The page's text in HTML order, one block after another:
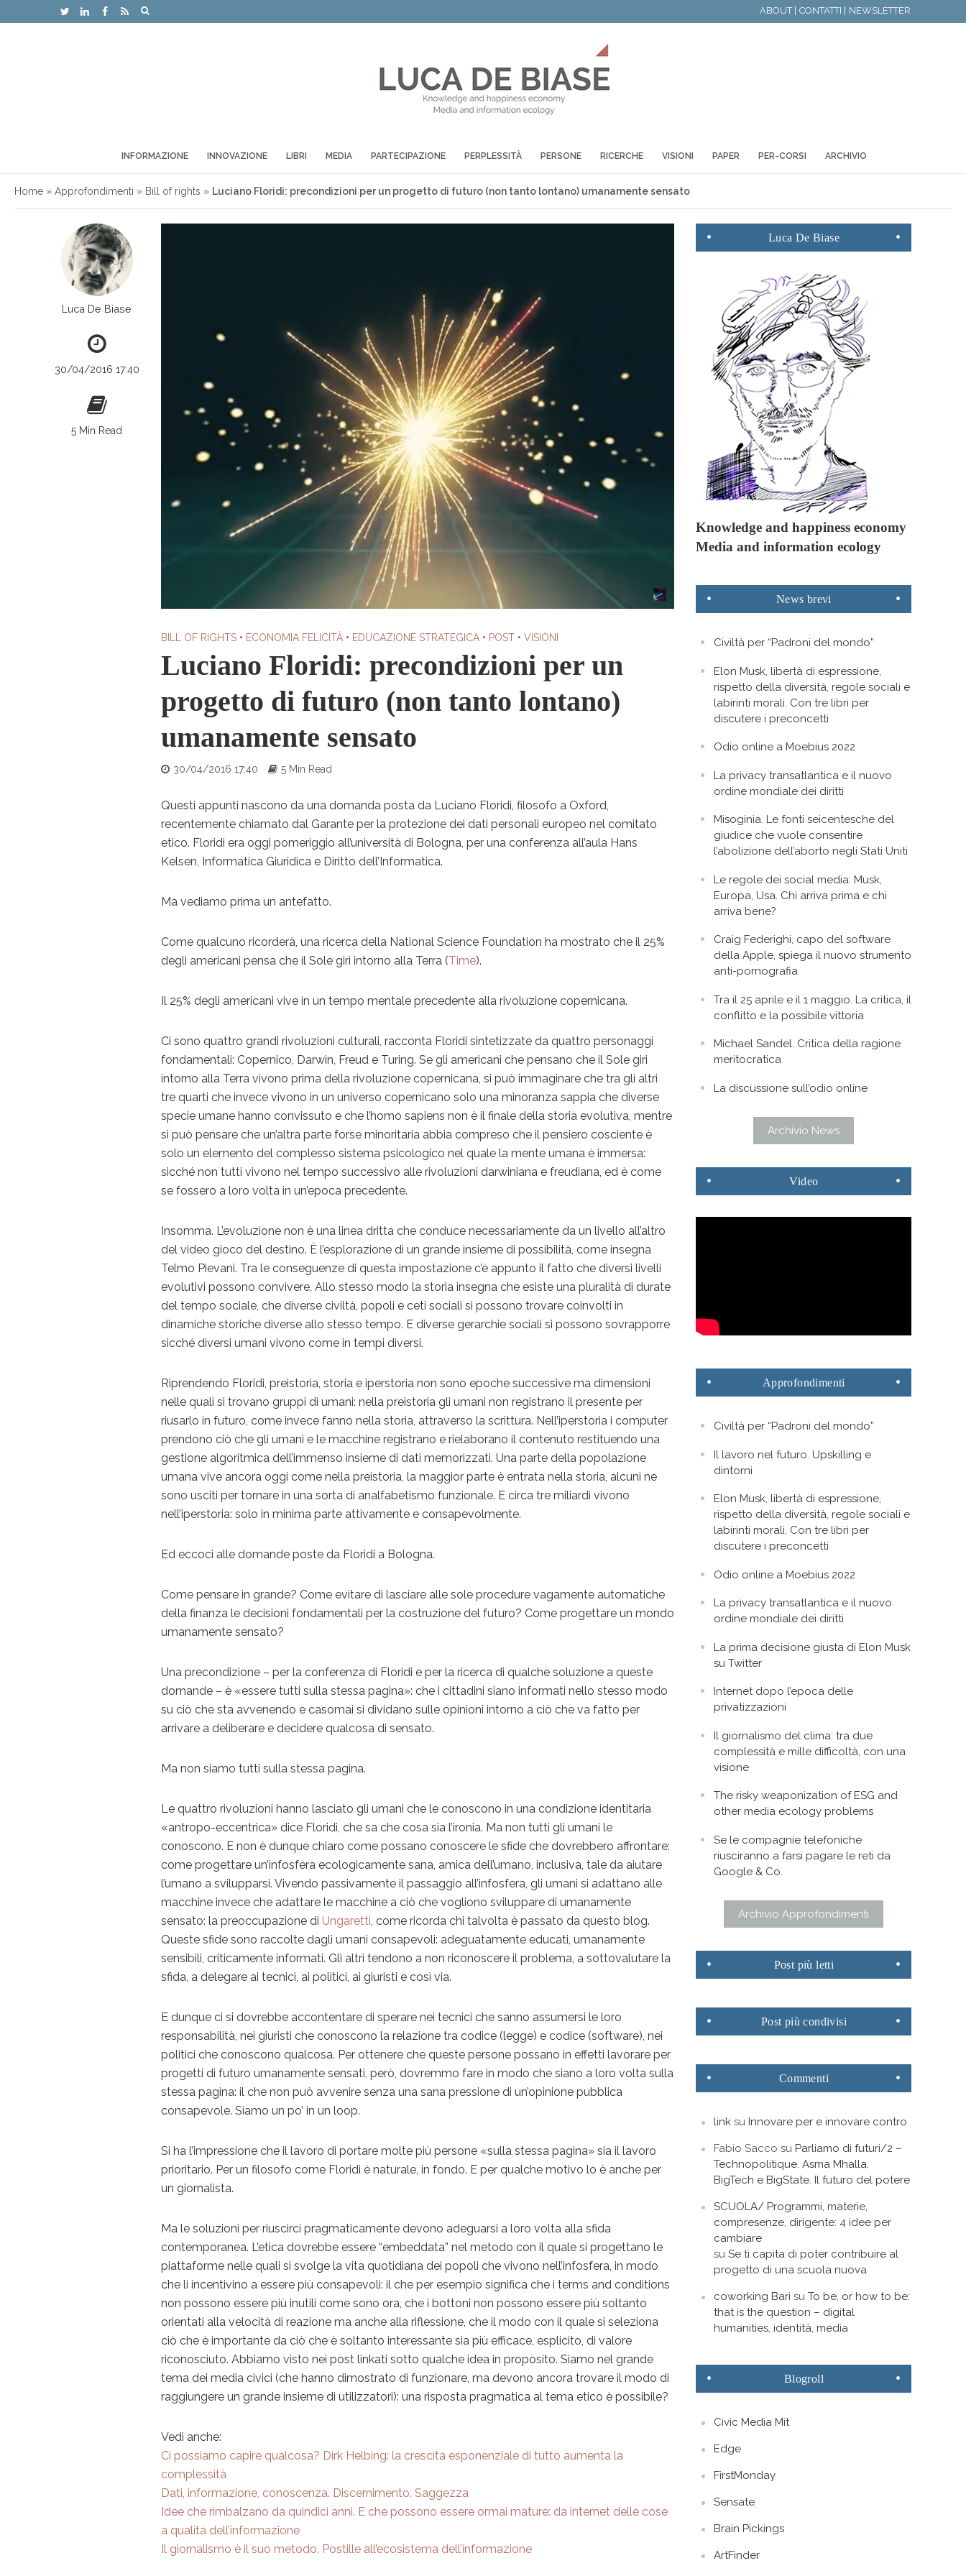
ABOUT | CONTATTI | NEWSLETTER
INFORMAZIONE INNOVAZIONE LIBRI MEDIA PARTECIPAZIONE PERPLESSITÀ PERSONE RICERCHE VISIONI PAPER PER-CORSI ARCHIVIO
Home » Approfondimenti » Bill of rights » Luciano Floridi: precondizioni per un progetto di futuro (non tanto lontano) umanamente sensato
Luca De Biase
30/04/2016 17:40
5 Min Read
BILL OF RIGHTS • ECONOMIA FELICITÀ • EDUCAZIONE STRATEGICA • POST • VISIONI
Luciano Floridi: precondizioni per un
progetto di futuro (non tanto lontano)
umanamente sensato
30/04/2016 17:40 5 Min Read
Questi appunti nascono da una domanda posta da Luciano Floridi, filosofo a Oxford,
recentemente chiamato dal Garante per la protezione dei dati personali europeo nel comitato
etico. Floridi era oggi pomeriggio all’università di Bologna, per una conferenza all’aula Hans
Kelsen, Informatica Giuridica e Diritto dell’Informatica.
Ma vediamo prima un antefatto.
Come qualcuno ricorderà, una ricerca della National Science Foundation ha mostrato che il 25%
degli americani pensa che il Sole giri intorno alla Terra (Time).
Il 25% degli americani vive in un tempo mentale precedente alla rivoluzione copernicana.
Ci sono quattro grandi rivoluzioni culturali, racconta Floridi sintetizzate da quattro personaggi
fondamentali: Copernico, Darwin, Freud e Turing. Se gli americani che pensano che il Sole giri
intorno alla Terra vivono prima della rivoluzione copernicana, si può immaginare che tra gli altri
tre quarti che invece vivono in un universo copernicano solo una minoranza sappia che diverse
specie umane hanno convissuto e che l’homo sapiens non è il finale della storia evolutiva, mentre
si può pensare che un’altra parte forse minoritaria abbia compreso che il pensiero cosciente è
solo un elemento del complesso sistema psicologico nel quale la mente umana è immersa:
sicché non tutti vivono nel tempo successivo alle rivoluzioni darwiniana e freudiana, ed è come
se fossero a loro volta in un’epoca precedente.
Insomma. L’evoluzione non è una linea dritta che conduce necessariamente da un livello all’altro
del video gioco del destino. È l’esplorazione di un grande insieme di possibilità, come insegna
Telmo Pievani. Tra le conseguenze di questa impostazione c’è appunto il fatto che diversi livelli
evolutivi possono convivere. Allo stesso modo la storia insegna che esiste una pluralità di durate
del tempo sociale, che diverse civiltà, popoli e ceti sociali si possono trovare coinvolti in
dinamiche storiche diverse allo stesso tempo. E diverse gerarchie sociali si possono sovrapporre
sicché diversi umani vivono come in tempi diversi.
Riprendendo Floridi, preistoria, storia e iperstoria non sono epoche successive ma dimensioni
nelle quali si trovano gruppi di umani: nella preistoria gli umani non registrano il presente per
riusarlo in futuro, come invece fanno nella storia, attraverso la scrittura. Nell’iperstoria i computer
prendono ciò che gli umani e le macchine registrano e rielaborano il contenuto restituendo una
gestione algoritmica dell’immenso insieme di dati memorizzati. Una parte della popolazione
umana vive ancora oggi come nella preistoria, la maggior parte è entrata nella storia, alcuni ne
sono usciti per tornare in una sorta di analfabetismo funzionale. E circa tre miliardi vivono
nell’iperstoria: solo in minima parte attivamente e consapevolmente.
Ed eccoci alle domande poste da Floridi a Bologna.
Come pensare in grande? Come evitare di lasciare alle sole procedure vagamente automatiche
della finanza le decisioni fondamentali per la costruzione del futuro? Come progettare un mondo
umanamente sensato?
Una precondizione – per la conferenza di Floridi e per la ricerca di qualche soluzione a queste
domande – è «essere tutti sulla stessa pagina»: che i cittadini siano informati nello stesso modo
su ciò che sta avvenendo e casomai si dividano sulle opinioni intorno a ciò che va fatto per
arrivare a deliberare e decidere qualcosa di sensato.
Ma non siamo tutti sulla stessa pagina.
Le quattro rivoluzioni hanno lasciato gli umani che le conoscono in una condizione identitaria
«antropo-eccentrica» dice Floridi, che sa che cosa sia l’ironia. Ma non tutti gli umani le
conoscono. E non è dunque chiaro come possano conoscere le sfide che dovrebbero affrontare:
come progettare un’infosfera ecologicamente sana, amica dell’umano, inclusiva, tale da aiutare
l’umano a svilupparsi. Vivendo passivamente il passaggio all’infosfera, gli umani si adattano alle
macchine invece che adattare le macchine a ciò che vogliono sviluppare di umanamente
sensato: la preoccupazione di Ungaretti, come ricorda chi talvolta è passato da questo blog.
Queste sfide sono raccolte dagli umani consapevoli: adeguatamente educati, umanamente
sensibili, criticamente informati. Gli altri tendono a non riconoscere il problema, a sottovalutare la
sfida, a delegare ai tecnici, ai politici, ai giuristi e così via.
E dunque ci si dovrebbe accontentare di sperare nei tecnici che sanno assumersi le loro
responsabilità, nei giuristi che conoscono la relazione tra codice (legge) e codice (software), nei
politici che conoscono qualcosa. Per ottenere che queste persone possano in effetti lavorare per
progetti di futuro umanamente sensati, però, dovremmo fare in modo che siano a loro volta sulla
stessa pagina: il che non può avvenire senza una sana pressione di un’opinione pubblica
consapevole. Siamo un po’ in un loop.
Si ha l’impressione che il lavoro di portare molte più persone «sulla stessa pagina» sia il lavoro
prioritario. Per un filosofo come Floridi è naturale, in fondo. E per qualche motivo lo è anche per
un giornalista.
Ma le soluzioni per riuscirci pragmaticamente devono adeguarsi a loro volta alla sfida
contemporanea. L’etica dovrebbe essere “embeddata” nel metodo con il quale si progettano le
piattaforme nelle quali si svolge la vita quotidiana dei popoli che vivono nell’infosfera, in modo
che li incentivino a essere più consapevoli: il che per esempio significa che i terms and conditions
non possono essere più inutili come sono ora, che i bottoni non possono essere più soltanto
orientati alla velocità di reazione ma anche alla riflessione, che il modo con il quale si seleziona
ciò che è importante da ciò che è soltanto interessante sia più efficace, esplicito, di valore
riconosciuto. Abbiamo visto nei post linkati sotto qualche idea in proposito. Siamo nel grande
tema dei media civici (che hanno dimostrato di funzionare, ma devono ancora trovare il modo di
raggiungere un grande insieme di utilizzatori): una risposta pragmatica al tema etico è possibile?
Vedi anche:
Ci possiamo capire qualcosa? Dirk Helbing: la crescita esponenziale di tutto aumenta la
complessità
Dati, informazione, conoscenza. Discernimento. Saggezza
Idee che rimbalzano da quindici anni. E che possono essere ormai mature: da internet delle cose
a qualità dell’informazione
Il giornalismo è il suo metodo. Postille all’ecosistema dell’informazione
Luca De Biase
Knowledge and happiness economy
Media and information ecology
News brevi
Civiltà per “Padroni del mondo”
Elon Musk, libertà di espressione,
rispetto della diversità, regole sociali e
labirinti morali. Con tre libri per
discutere i preconcetti
Odio online a Moebius 2022
La privacy transatlantica e il nuovo
ordine mondiale dei diritti
Misoginia. Le fonti seicentesche del
giudice che vuole consentire
l’abolizione dell’aborto negli Stati Uniti
Le regole dei social media: Musk,
Europa, Usa. Chi arriva prima e chi
arriva bene?
Craig Federighi, capo del software
della Apple, spiega il nuovo strumento
anti-pornografia
Tra il 25 aprile e il 1 maggio. La critica, il
conflitto e la possibile vittoria
Michael Sandel. Critica della ragione
meritocratica
La discussione sull’odio online
Archivio News
Video
Approfondimenti
Civiltà per “Padroni del mondo”
Il lavoro nel futuro. Upskilling e
dintorni
Elon Musk, libertà di espressione,
rispetto della diversità, regole sociali e
labirinti morali. Con tre libri per
discutere i preconcetti
Odio online a Moebius 2022
La privacy transatlantica e il nuovo
ordine mondiale dei diritti
La prima decisione giusta di Elon Musk
su Twitter
Internet dopo l’epoca delle
privatizzazioni
Il giornalismo del clima: tra due
complessità e mille difficoltà, con una
visione
The risky weaponization of ESG and
other media ecology problems
Se le compagnie telefoniche
riusciranno a farsi pagare le reti da
Google & Co.
Archivio Approfondimenti
Post più letti
Post più condivisi
Commenti
link su Innovare per e innovare contro
Fabio Sacco su Parliamo di futuri/2 –
Technopolitique. Asma Mhalla.
BigTech e BigState. Il futuro del potere
SCUOLA/ Programmi, materie,
compresenze, dirigente: 4 idee per
cambiare
suSe ti capita di poter contribuire al
progetto di una scuola nuova
coworking Bari suTo be, or how to be:
that is the question – digital
humanities, identità, media
Blogroll
Civic Media Mit
Edge
FirstMonday
Sensate
Brain Pickings
ArtFinder